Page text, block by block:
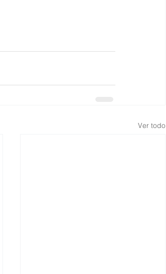
Ver todo